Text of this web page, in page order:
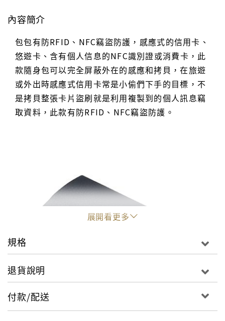
內容簡介
包包有防RFID、NFC竊盜防護，感應式的信用卡、
悠遊卡、含有個人信息的NFC識別證或消費卡，此
款隨身包可以完全屏蔽外在的感應和拷貝，在旅遊
或外出時感應式信用卡常是小偷們下手的目標，不
是拷貝整張卡片盜刷就是利用複製到的個人訊息竊
取資料，此款有防RFID、NFC竊盜防護。
展開看更多
規格
退貨說明
付款/配送